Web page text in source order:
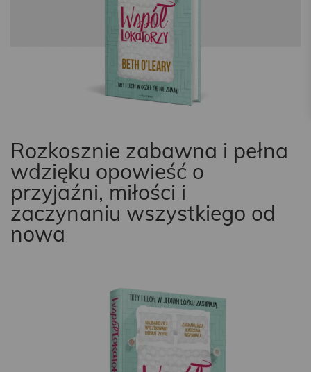
Rozkosznie zabawna i pełna
wdzięku opowieść o
przyjaźni, miłości i
zaczynaniu wszystkiego od
nowa